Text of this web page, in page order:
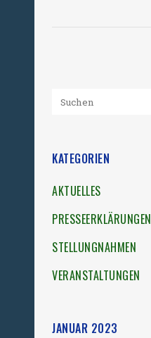
KATEGORIEN
AKTUELLES
PRESSEERKLÄRUNGEN
STELLUNGNAHMEN
VERANSTALTUNGEN
JANUAR 2023